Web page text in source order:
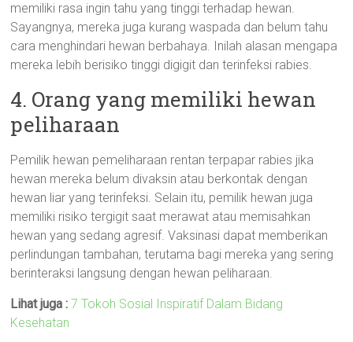
memiliki rasa ingin tahu yang tinggi terhadap hewan.
Sayangnya, mereka juga kurang waspada dan belum tahu
cara menghindari hewan berbahaya. Inilah alasan mengapa
mereka lebih berisiko tinggi digigit dan terinfeksi rabies.
4. Orang yang memiliki hewan
peliharaan
Pemilik hewan pemeliharaan rentan terpapar rabies jika
hewan mereka belum divaksin atau berkontak dengan
hewan liar yang terinfeksi. Selain itu, pemilik hewan juga
memiliki risiko tergigit saat merawat atau memisahkan
hewan yang sedang agresif. Vaksinasi dapat memberikan
perlindungan tambahan, terutama bagi mereka yang sering
berinteraksi langsung dengan hewan peliharaan.
Lihat juga : 7 Tokoh Sosial Inspiratif Dalam Bidang
Kesehatan